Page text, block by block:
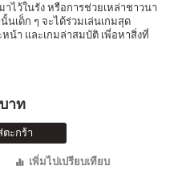
ไว้ในรัง หรือการช่วยเหล่าชาวนา
เด็ก ๆ จะได้ร่วมเล่นเกมสุด
า และเกมล่าสมบัติ เพี่อหาสิ่งที่
าท
ะกร้า
เพิ่มไปเปรียบเทียบ